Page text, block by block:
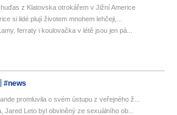
z Klatovska otrokářem v Jižní Americe
si lidé plují životem mnohem lehčeji,...
ferraty i koulovačka v létě jsou jen pá...
#news
promluvila o svém ústupu z veřejného ž...
Jared Leto byl obviněný ze sexuálního ob...